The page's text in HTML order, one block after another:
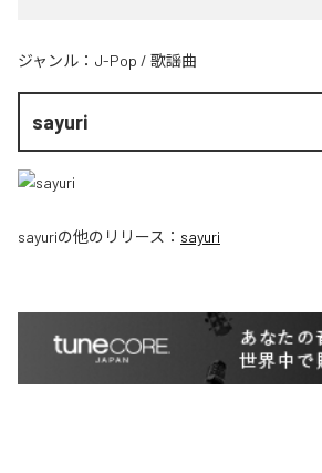
ジャンル： J-Pop / 歌謡曲
sayuri
sayuriの他のリリース： sayuri